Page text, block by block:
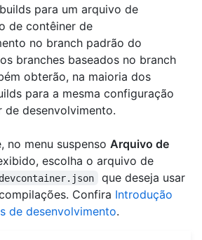
para um arquivo de
de contêiner de
no branch padrão do
branches baseados no branch
obterão, na maioria dos
para a mesma configuração
de desenvolvimento.
no menu suspenso Arquivo de
escolha o arquivo de
devcontainer.json
que deseja usar
Confira Introdução
de desenvolvimento.